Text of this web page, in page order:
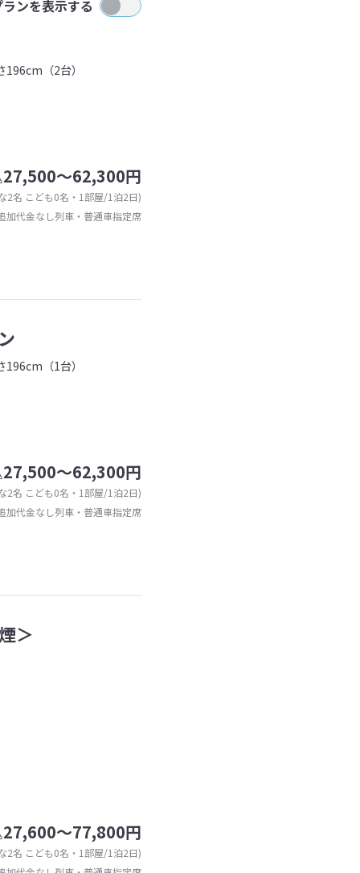
ランを表示する
（2台）
27,500～62,300円
2名 こども0名・1部屋/1泊2日)
加代金なし列車・普通車指定席
（1台）
27,500～62,300円
2名 こども0名・1部屋/1泊2日)
加代金なし列車・普通車指定席
＞
27,600～77,800円
2名 こども0名・1部屋/1泊2日)